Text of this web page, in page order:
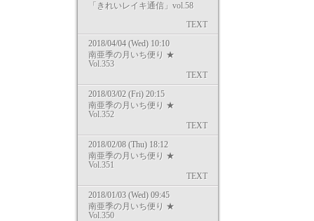
「きれいレイキ通信」vol.58
TEXT
2018/04/04 (Wed) 10:10
南亜季の月いち便り ★
Vol.353
TEXT
2018/03/02 (Fri) 20:15
南亜季の月いち便り ★
Vol.352
TEXT
2018/02/08 (Thu) 18:12
南亜季の月いち便り ★
Vol.351
TEXT
2018/01/03 (Wed) 09:45
南亜季の月いち便り ★
Vol.350